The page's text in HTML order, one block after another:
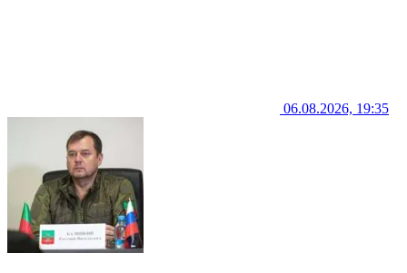
06.08.2026, 19:35